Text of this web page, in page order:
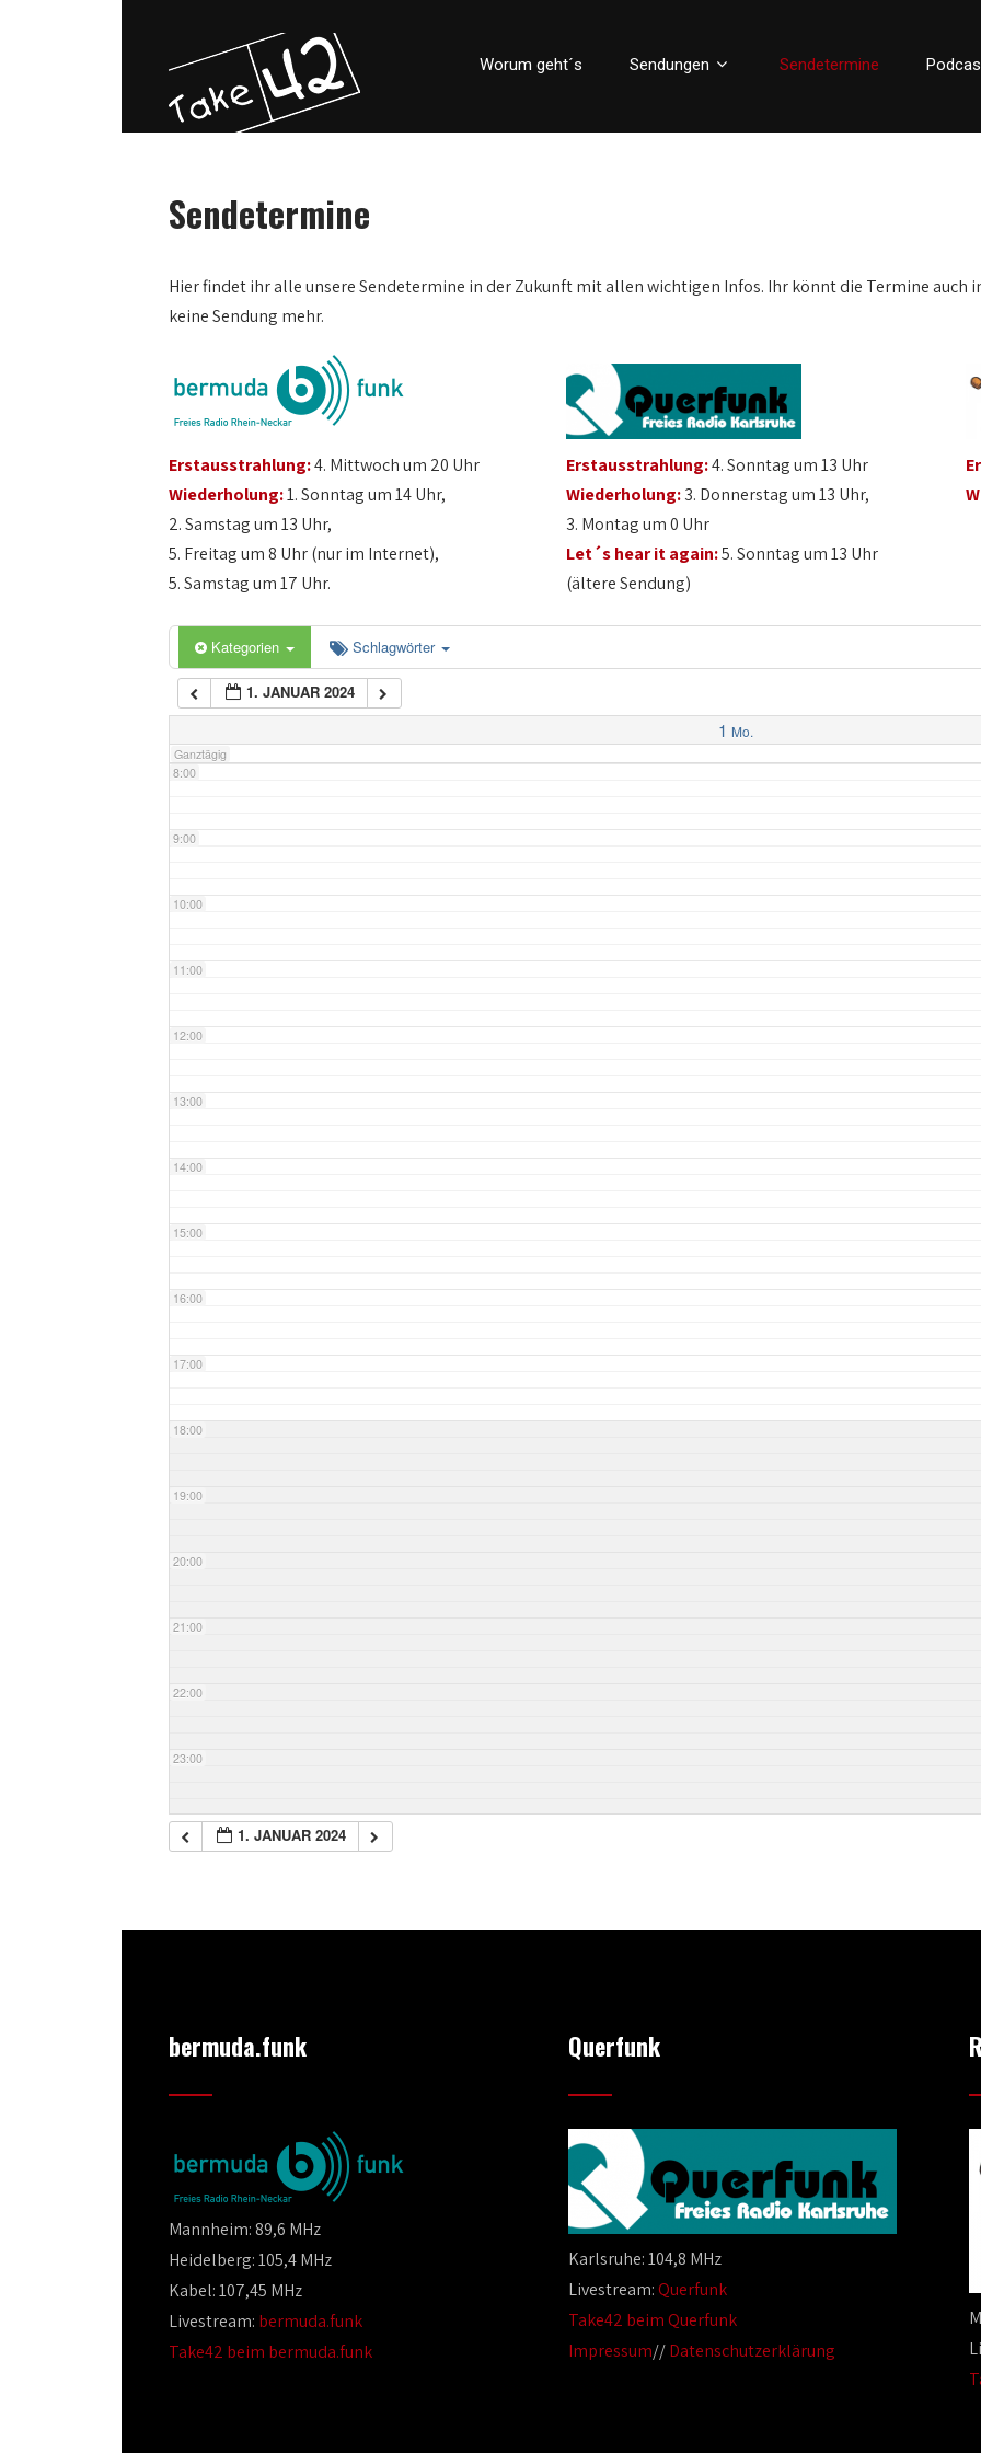
Worum geht´s Sendungen Sendetermine
Sendetermine
Hier findet ihr alle unsere Sendetermine in der Zukunft mit allen wichtigen Infos. Ihr könnt die Termine auch
keine Sendung mehr.
Erstausstrahlung:4. Mittwoch um 20 Uhr
Wiederholung:1. Sonntag um 14 Uhr,
2. Samstag um 13 Uhr,
5. Freitag um 8 Uhr (nur im Internet),
5. Samstag um 17 Uhr.
Erstausstrahlung:4. Sonntag um 13 Uhr
Wiederholung:3. Donnerstag um 13 Uhr,
3. Montag um 0 Uhr
Let´s hear it again:5. Sonntag um 13 Uhr
(ältere Sendung)
Kategorien Schlagwörter
1. JANUAR 2024
1 Mo.
Ganztägig
1:00
2:00
5:00
6:00
7:00
8:00
9:00
10:00
11:00
12:00
13:00
14:00
15:00
16:00
17:00
18:00
19:00
20:00
21:00
22:00
23:00
1. JANUAR 2024
bermuda.funk
Mannheim: 89,6 MHz
Heidelberg: 105,4 MHz
Kabel: 107,45 MHz
Livestream: bermuda.funk
Take42 beim bermuda.funk
Querfunk
Karlsruhe: 104,8 MHz
Livestream:Querfunk
Take42 beim Querfunk
Impressum//Datenschutzerklärung